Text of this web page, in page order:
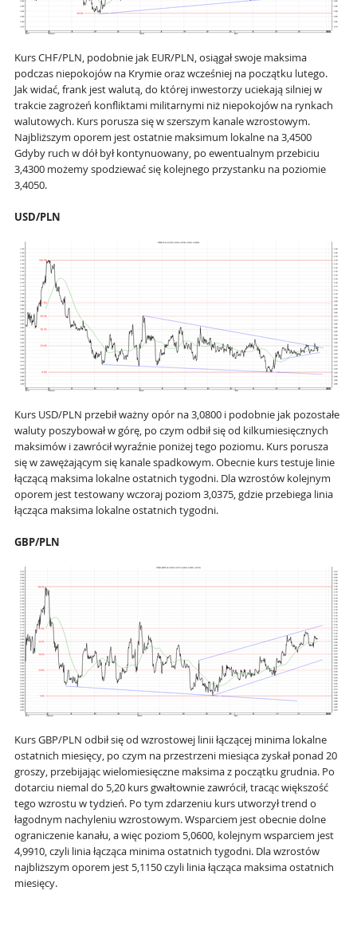
Kurs CHF/PLN, podobnie jak EUR/PLN, osiągał swoje maksima
podczas niepokojów na Krymie oraz wcześniej na początku lutego.
Jak widać, frank jest walutą, do której inwestorzy uciekają silniej w
trakcie zagrożeń konfliktami militarnymi niż niepokojów na rynkach
walutowych. Kurs porusza się w szerszym kanale wzrostowym.
Najbliższym oporem jest ostatnie maksimum lokalne na 3,4500
Gdyby ruch w dół był kontynuowany, po ewentualnym przebiciu
3,4300 możemy spodziewać się kolejnego przystanku na poziomie
3,4050.
USD/PLN
Kurs USD/PLN przebił ważny opór na 3,0800 i podobnie jak pozostałe
waluty poszybował w górę, po czym odbił się od kilkumiesięcznych
maksimów i zawrócił wyraźnie poniżej tego poziomu. Kurs porusza
się w zawężającym się kanale spadkowym. Obecnie kurs testuje linie
łączącą maksima lokalne ostatnich tygodni. Dla wzrostów kolejnym
oporem jest testowany wczoraj poziom 3,0375, gdzie przebiega linia
łącząca maksima lokalne ostatnich tygodni.
GBP/PLN
Kurs GBP/PLN odbił się od wzrostowej linii łączącej minima lokalne
ostatnich miesięcy, po czym na przestrzeni miesiąca zyskał ponad 20
groszy, przebijając wielomiesięczne maksima z początku grudnia. Po
dotarciu niemal do 5,20 kurs gwałtownie zawrócił, tracąc większość
tego wzrostu w tydzień. Po tym zdarzeniu kurs utworzył trend o
łagodnym nachyleniu wzrostowym. Wsparciem jest obecnie dolne
ograniczenie kanału, a więc poziom 5,0600, kolejnym wsparciem jest
4,9910, czyli linia łącząca minima ostatnich tygodni. Dla wzrostów
najbliższym oporem jest 5,1150 czyli linia łącząca maksima ostatnich
miesięcy.